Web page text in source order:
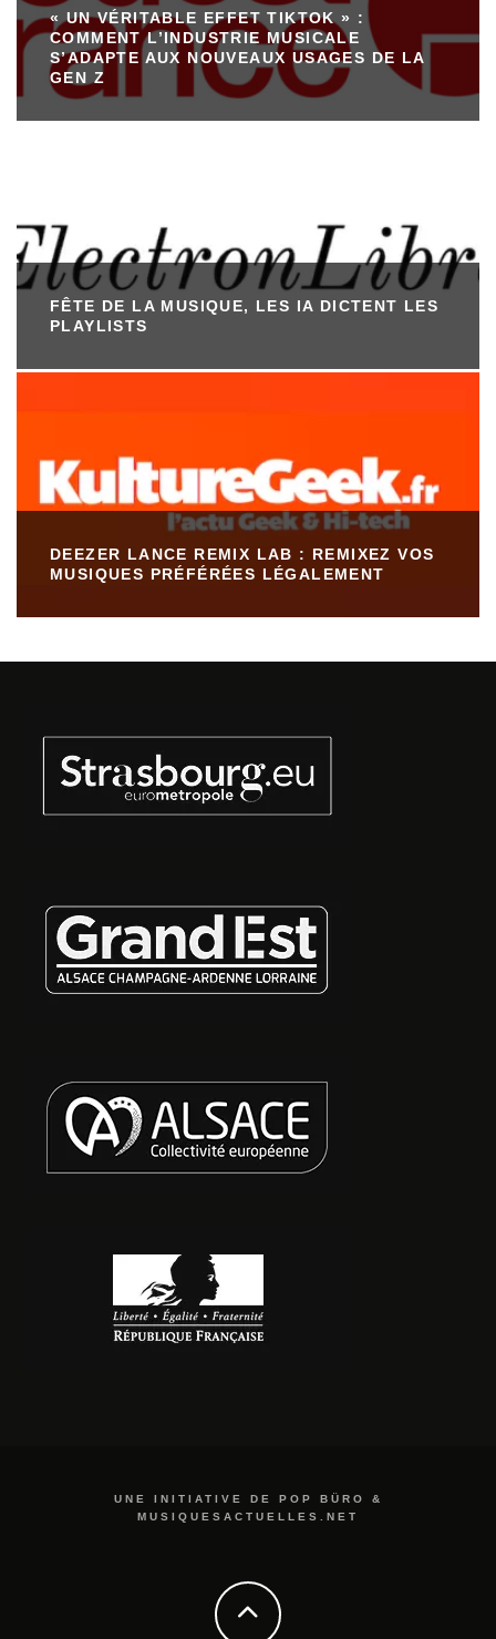
« UN VÉRITABLE EFFET TIKTOK » :
COMMENT L’INDUSTRIE MUSICALE
S’ADAPTE AUX NOUVEAUX USAGES DE LA
GEN Z
FÊTE DE LA MUSIQUE, LES IA DICTENT LES
PLAYLISTS
DEEZER LANCE REMIX LAB : REMIXEZ VOS
MUSIQUES PRÉFÉRÉES LÉGALEMENT
UNE INITIATIVE DE POP BÜRO &
MUSIQUESACTUELLES.NET